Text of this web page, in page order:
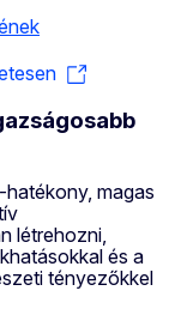
magas
létrehozni,
és a
tényezőkkel